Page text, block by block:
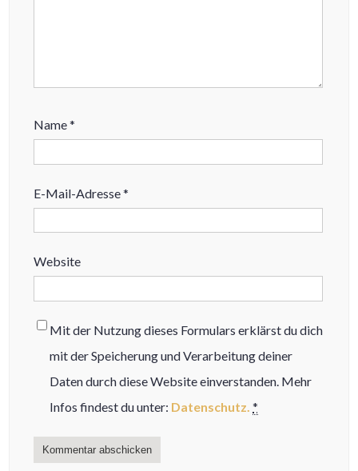
Name*
E-Mail-Adresse*
Website
Mit der Nutzung dieses Formulars erklärst du dich
mit der Speicherung und Verarbeitung deiner
Daten durch diese Website einverstanden. Mehr
Infos findest du unter: Datenschutz. *